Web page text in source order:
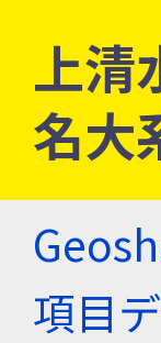
上清
名大
項目